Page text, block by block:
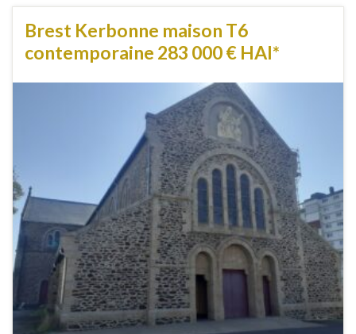
Brest Kerbonne maison T6
contemporaine 283 000 € HAI*